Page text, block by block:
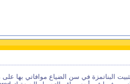
البناتمزة في سن الضياع موافاتي بها